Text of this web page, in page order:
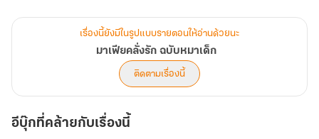
ญี่ปุ่นดั่งเดิมของผมเอง)
มีอีกเรื่องหนึ่งคือ เพื่อนพ่อที่จ้องจะงาบเมียผมตลอดเวลาเป็นตัวท็อป
หล่อรวยระดับไดเมียวอาริวอิจิ
และที่สำคัญ... นายน้อยคุโรซาวะ(ลูกชายหัวแก้วหัวแหวนของผมเอง) ที่
ดันเรียกชื่อคนอื่นเป็นคำแรกที่ไม่ใช่คำว่าพ่อ! หวังว่าทุกคนจะเอ็นดูชีวิต
เรื่องนี้ยังมีในรูปแบบรายตอนให้อ่านด้วยนะ
มาเฟียคลั่งรัก ฉบับหมาเด็ก
ติดตามเรื่องนี้
อีบุ๊กที่คล้ายกับเรื่องนี้